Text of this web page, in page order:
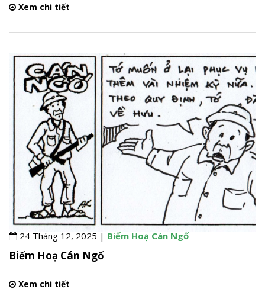
Xem chi tiết
24 Tháng 12, 2025 | Biếm Hoạ Cán Ngố
Biếm Hoạ Cán Ngố
Xem chi tiết